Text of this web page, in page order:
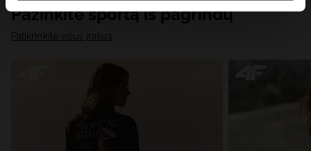
Išsamią informaciją rasite mūsų Privatumo politikoje ir
skiltyje „Išsami informacija“.
Pažinkite sportą iš pagrindų
Patikrinkite visus įrašus